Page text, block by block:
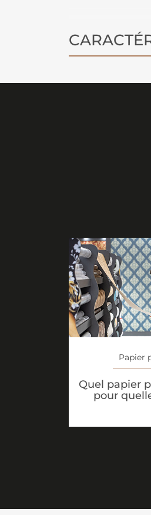
amusants et
dynamique.
l'imaginaire et
Papier
Quel papier
pour